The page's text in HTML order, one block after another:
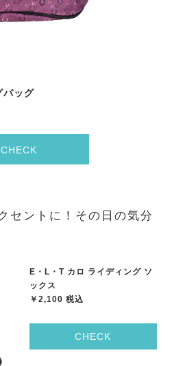
バッグ
CHECK
セントに！その日の気分
E・L・T カロ ライディング ソ
ックス
￥2,100 税込
CHECK